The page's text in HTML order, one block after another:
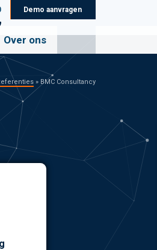
Demo aanvragen
Over ons
» BMC Consultancy